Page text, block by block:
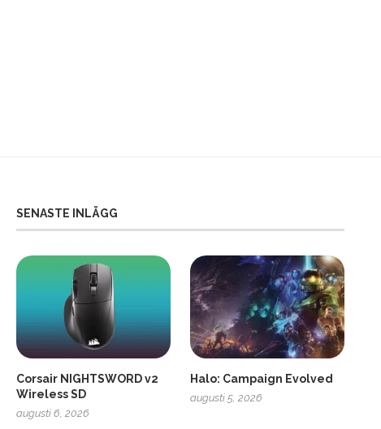
SENASTE INLÄGG
Corsair NIGHTSWORD v2
Wireless SD
augusti 6, 2026
Halo: Campaign Evolved
augusti 5, 2026